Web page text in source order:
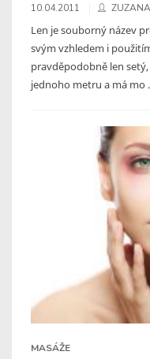
10.04.2011
Len je souborný název
svým vzhledem i
pravděpodobně len
jednoho metru a má mo
MASÁŽE